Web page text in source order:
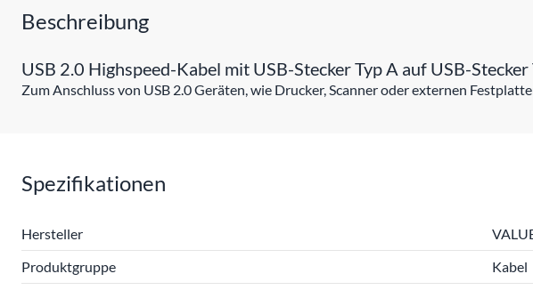
Beschreibung
USB 2.0 Highspeed-Kabel mit USB-Stecker Typ A auf USB-Stecker
Zum Anschluss von USB 2.0 Geräten, wie Drucker, Scanner oder externen
Spezifikationen
Hersteller
Produktgruppe
Kabel